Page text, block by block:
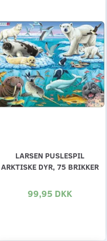
LARSEN PUSLESPIL
ARKTISKE DYR, 75 BRIKKER
99,95 DKK